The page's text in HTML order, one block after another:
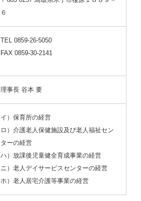
６
TEL 0859-26-5050
FAX 0859-30-2141
理事長 谷本 要
イ）保育所の経営
ロ）介護老人保健施設及び老人福祉セン
ターの経営
ハ）放課後児童健全育成事業の経営
ニ）老人デイサービスセンターの経営
ホ）老人居宅介護等事業の経営